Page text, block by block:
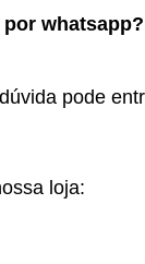
whatsapp?
pode
loja: